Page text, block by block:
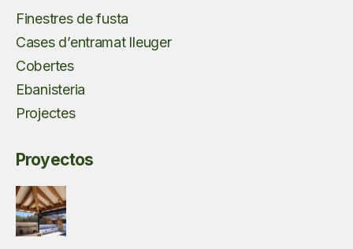
Finestres de fusta
Cases d’entramat lleuger
Cobertes
Ebanisteria
Projectes
Proyectos